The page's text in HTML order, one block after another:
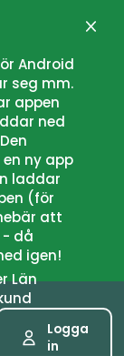
Android
seg mm.
appen
ned
ny app
laddar
(för
att
- då
igen!
Län
Logga
in